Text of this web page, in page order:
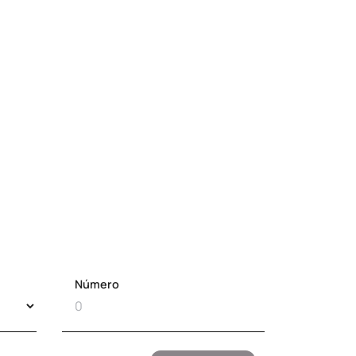
Número